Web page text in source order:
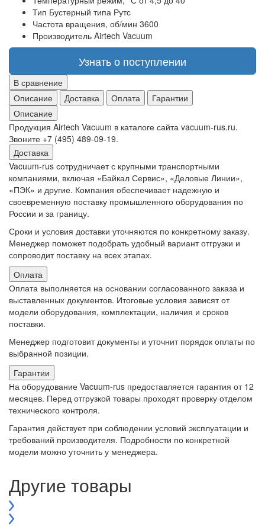
Тип Бустерный типа Рутс
Частота вращения, об/мин 3600
Производитель Airtech Vacuum
Узнать о поступлении
В сравнение
Описание
Доставка Оплата
Гарантии
Описание
Продукция Airtech Vacuum в каталоге сайта vacuum-rus.ru.
Звоните +7 (495) 489-09-19.
Доставка
Vacuum-rus сотрудничает с крупными транспортными
компаниями, включая «Байкал Сервис», «Деловые Линии»,
«ПЭК» и другие. Компания обеспечивает надежную и
своевременную поставку промышленного оборудования по
России и за границу.
Сроки и условия доставки уточняются по конкретному заказу.
Менеджер поможет подобрать удобный вариант отгрузки и
сопроводит поставку на всех этапах.
Оплата
Оплата выполняется на основании согласованного заказа и
выставленных документов. Итоговые условия зависят от
модели оборудования, комплектации, наличия и сроков
поставки.
Менеджер подготовит документы и уточнит порядок оплаты по
выбранной позиции.
Гарантии
На оборудование Vacuum-rus предоставляется гарантия от 12
месяцев. Перед отгрузкой товары проходят проверку отделом
технического контроля.
Гарантия действует при соблюдении условий эксплуатации и
требований производителя. Подробности по конкретной
модели можно уточнить у менеджера.
Другие товары